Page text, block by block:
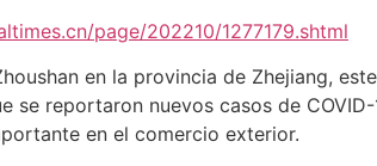
page/202210/1277179.shtml
en la provincia de Zhejiang,
se reportaron nuevos casos de
en el comercio exterior.